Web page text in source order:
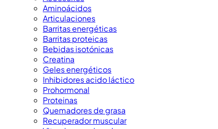
Aminoácidos
Articulaciones
Barritas energéticas
Barritas proteicas
Bebidas isotónicas
Creatina
Geles energéticos
Inhibidores acido láctico
Prohormonal
Proteinas
Quemadores de grasa
Recuperador muscular